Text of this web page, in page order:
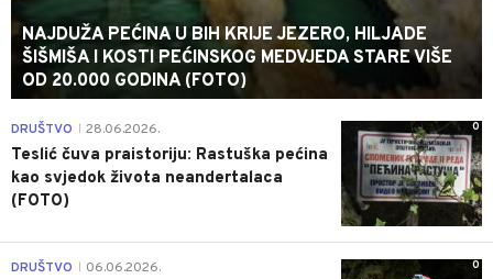
NAJDUŽA PEĆINA U BIH KRIJE JEZERO, HILJADE
ŠIŠMIŠA I KOSTI PEĆINSKOG MEDVJEDA STARE VIŠE
OD 20.000 GODINA (FOTO)
0
DRUŠTVO 28.06.2026.
Teslić čuva praistoriju: Rastuška pećina
kao svjedok života neandertalaca
(FOTO)
0
DRUŠTVO 06.06.2026.